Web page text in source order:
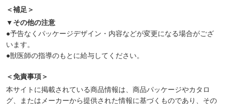
＜補足＞
▼その他の注意
●予告なくパッケージデザイン・内容などが変更になる場合がござ
います。
●獣医師の指導のもとに給与してください。
＜免責事項＞
本サイトに掲載されている商品情報は、商品パッケージやカタロ
グ、またはメーカーから提供された情報に基づくものであり、その